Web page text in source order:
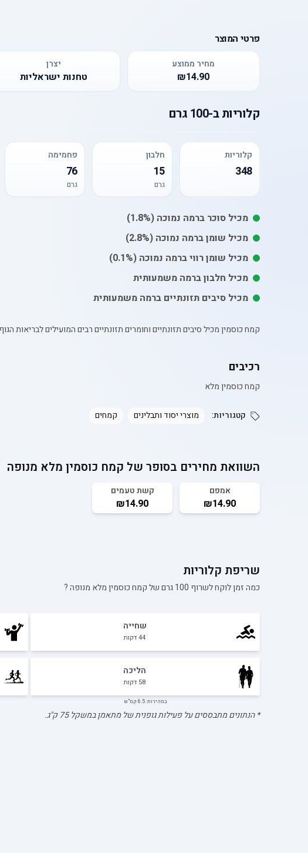
פרטי המוצר
מחיר ממוצע
₪14.90
יצרן
טחנות ישראליות
קלוריותב-100 גרם
קלוריות
348
חלבון
15
גרם
פחמימה
76
גרם
מכיל סוכר ברמה נמוכה (1.8%)
מכיל שומןברמה נמוכה (2.8%)
מכיל שומן רוויברמה נמוכה (0.1%)
מכיל חלבון ברמה משמעותית
מכיל סיבים תזונתיים ברמה משמעותית
קמח כוסמין מכיל סיבים תזונתיים וחומרים תזונתיים רבים המועילים
רכיבים
קמח כוסמין מלא
קטגוריות: מוצרי יסוד ותבלינים קמחים
השוואת מחירים בסופר של קמח כוסמין מלא מנופה
אמפם
₪14.90
קשת טעמים
₪14.90
שריפת קלוריות
כמה זמן לוקח לשרוף 100 גרם של קמח כוסמין מלא מנופה?
שחייה
44דקות
הליכה
58 דקות
במהירות: 6.5 קמ"ש
* הנתונים מתבססים על פעילות גופנית של מתאמן במשקל75ק"ג.